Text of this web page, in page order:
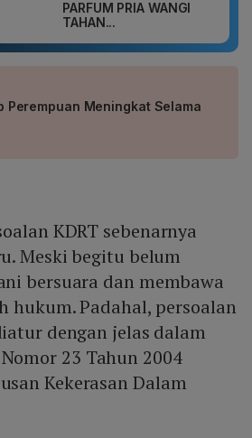
PARFUM PRIA WANGI
TAHAN...
Perempuan Meningkat Selama
KDRT sebenarnya
Meski begitu belum
bersuara dan membawa
hukum. Padahal, persoalan
dengan jelas dalam
23 Tahun 2004
Kekerasan Dalam